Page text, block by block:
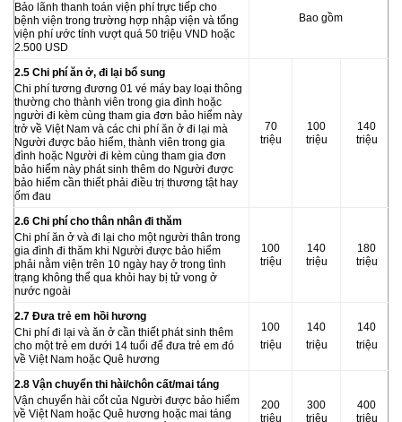
Bảo lãnh thanh toán viện phí trực tiếp cho
bệnh viện trong trường hợp nhập viện và tổng
viện phí ước tính vượt quá 50 triệu VND hoặc
2.500 USD
Bao gồm
2.5 Chi phí ăn ở, đi lại bổ sung
Chi phí tương đương 01 vé máy bay loại thông
thường cho thành viên trong gia đình hoặc
người đi kèm cùng tham gia đơn bảo hiểm này
trở về Việt Nam và các chi phí ăn ở đi lại mà
Người được bảo hiểm, thành viên trong gia
đình hoặc Người đi kèm cùng tham gia đơn
bảo hiểm này phát sinh thêm do Người được
bảo hiểm cần thiết phải điều trị thương tật hay
ốm đau
70
triệu
100
triệu
140
triệu
2.6 Chi phí cho thân nhân đi thăm
Chi phí ăn ở và đi lại cho một người thân trong
gia đình đi thăm khi Người được bảo hiểm
phải nằm viện trên 10 ngày hay ở trong tình
trạng không thể qua khỏi hay bị tử vong ở
nước ngoài
100
triệu
140
triệu
180
triệu
2.7 Đưa trẻ em hồi hương
Chi phí đi lại và ăn ở cần thiết phát sinh thêm
cho một trẻ em dưới 14 tuổi để đưa trẻ em đó
về Việt Nam hoặc Quê hương
100
triệu
140
triệu
140
triệu
2.8 Vận chuyển thi hài/chôn cất/mai táng
Vận chuyển hài cốt của Người được bảo hiểm
về Việt Nam hoặc Quê hương hoặc mai táng
200
triệu
300
triệu
400
triệu